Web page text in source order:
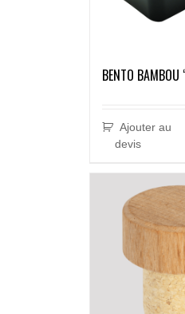
BENTO BAMBOU
Ajouter au
devis